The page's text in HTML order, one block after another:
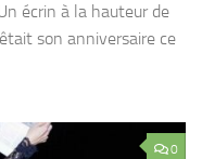
écrin à la hauteur de
son anniversaire ce
0